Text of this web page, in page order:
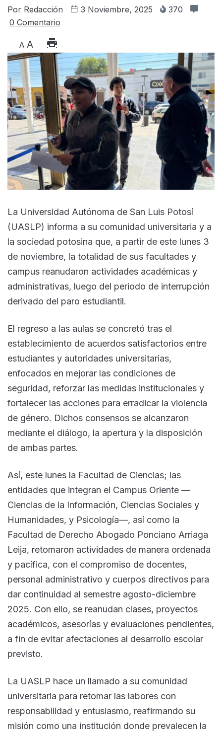
Por Redacción 3 Noviembre, 2025
370
0 Comentario
A A
La Universidad Autónoma de San Luis Potosí
(UASLP) informa a su comunidad universitaria y a
la sociedad potosina que, a partir de este lunes 3
de noviembre, la totalidad de sus facultades y
campus reanudaron actividades académicas y
administrativas, luego del periodo de interrupción
derivado del paro estudiantil.
El regreso a las aulas se concretó tras el
establecimiento de acuerdos satisfactorios entre
estudiantes y autoridades universitarias,
enfocados en mejorar las condiciones de
seguridad, reforzar las medidas institucionales y
fortalecer las acciones para erradicar la violencia
de género. Dichos consensos se alcanzaron
mediante el diálogo, la apertura y la disposición
de ambas partes.
Así, este lunes la Facultad de Ciencias; las
entidades que integran el Campus Oriente —
Ciencias de la Información, Ciencias Sociales y
Humanidades, y Psicología—, así como la
Facultad de Derecho Abogado Ponciano Arriaga
Leija, retomaron actividades de manera ordenada
y pacífica, con el compromiso de docentes,
personal administrativo y cuerpos directivos para
dar continuidad al semestre agosto-diciembre
2025. Con ello, se reanudan clases, proyectos
académicos, asesorías y evaluaciones pendientes,
a fin de evitar afectaciones al desarrollo escolar
previsto.
La UASLP hace un llamado a su comunidad
universitaria para retomar las labores con
responsabilidad y entusiasmo, reafirmando su
misión como una institución donde prevalecen la